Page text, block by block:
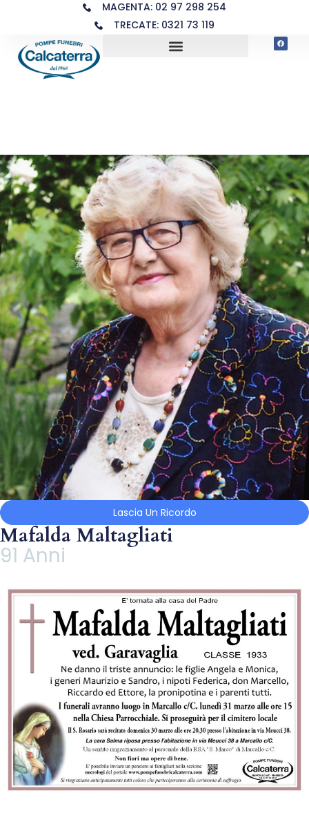
MAGENTA: 02 97 298 254
TRECATE: 0321 73 119
Lascia Un Ricordo
Mafalda Maltagliati
91 Anni